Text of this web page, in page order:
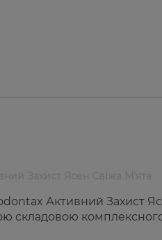
Активний Захист
складовою